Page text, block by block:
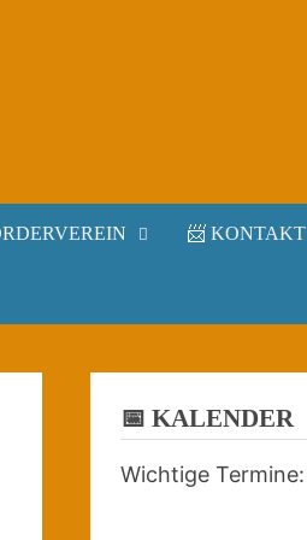
📨 KONTAKT
📅 KALENDER
Wichtige Termine: